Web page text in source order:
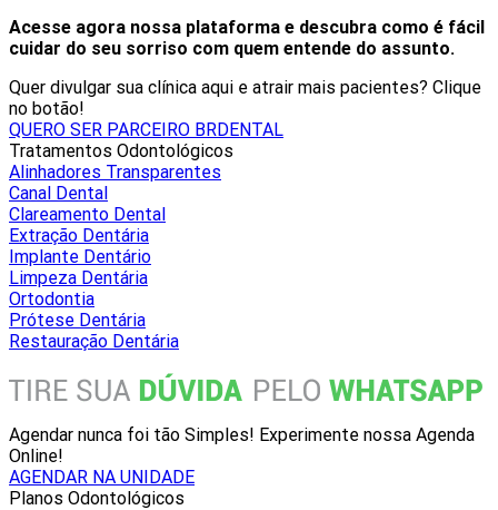
Acesse agora nossa plataforma e descubra como é fácil
cuidar do seu sorriso com quem entende do assunto.
Quer divulgar sua clínica aqui e atrair mais pacientes? Clique
no botão!
QUERO SER PARCEIRO BRDENTAL
Tratamentos Odontológicos
Alinhadores Transparentes
Canal Dental
Clareamento Dental
Extração Dentária
Implante Dentário
Limpeza Dentária
Ortodontia
Prótese Dentária
Restauração Dentária
Agendar nunca foi tão Simples! Experimente nossa Agenda
Online!
AGENDAR NA UNIDADE
Planos Odontológicos